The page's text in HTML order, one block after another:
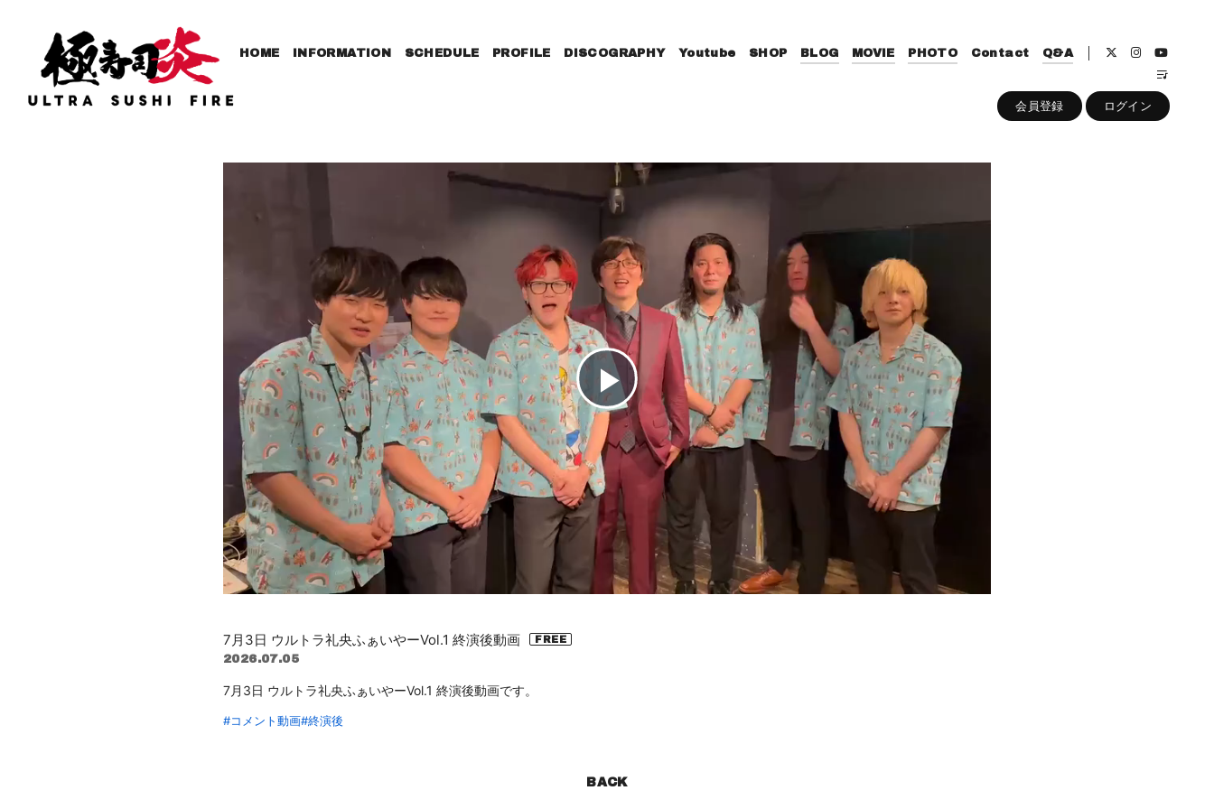
HOME INFORMATION SCHEDULE PROFILE DISCOGRAPHY Youtube SHOP BLOG MOVIE PHOTO Contact Q&A
会員登録 ログイン
P
l
a
y
d
7月3日 ウルトラ礼央ふぁいやーVol.1 終演後動画
2026.07.05
7月3日 ウルトラ礼央ふぁいやーVol.1 終演後動画です。
#コメント動画#終演後
BACK